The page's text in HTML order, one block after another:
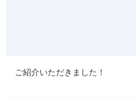
ご紹介いただきました！